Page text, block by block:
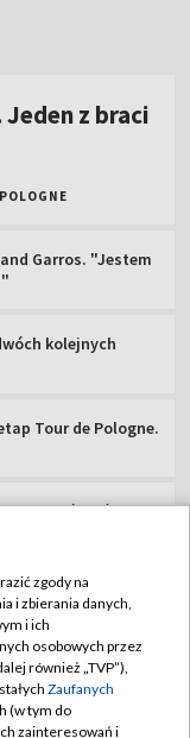
kolejnych
Tour de Pologne.
górze świata!
– 82. Rajd Polski
zgody na
i zbierania danych,
i ich
osobowych przez
również „TVP”),
Zaufanych
(w tym do
zainteresowań i